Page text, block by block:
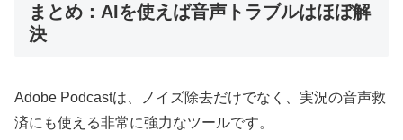
まとめ：AIを使えば音声トラブルはほぼ解
決
Adobe Podcastは、ノイズ除去だけでなく、実況の音声救
済にも使える非常に強力なツールです。